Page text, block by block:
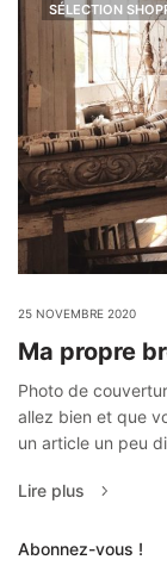
SÉLECTION
25 NOVEMBRE 2020
Ma propre
Photo de
allez bien et que
un article un peu
Lire plus
Abonnez-vous !